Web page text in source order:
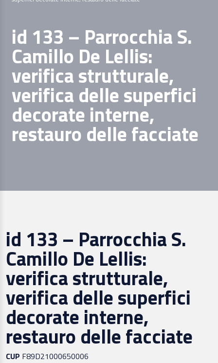
id 133 – Parrocchia S.
Camillo De Lellis:
verifica strutturale,
verifica delle superfici
decorate interne,
restauro delle facciate
id 133 – Parrocchia S.
Camillo De Lellis:
verifica strutturale,
verifica delle superfici
decorate interne,
restauro delle facciate
CUP F89D21000650006